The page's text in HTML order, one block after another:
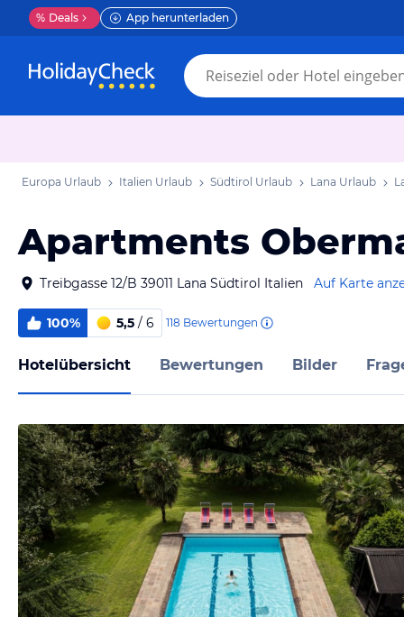
% Deals App herunterladen
Europa Urlaub Italien Urlaub Südtirol Urlaub Lana Urlaub
Apartments
Treibgasse 12/B 39011 Lana Südtirol Italien Auf Karte
100% 5,5 / 6 118 Bewertungen
Hotelübersicht Bewertungen Bilder